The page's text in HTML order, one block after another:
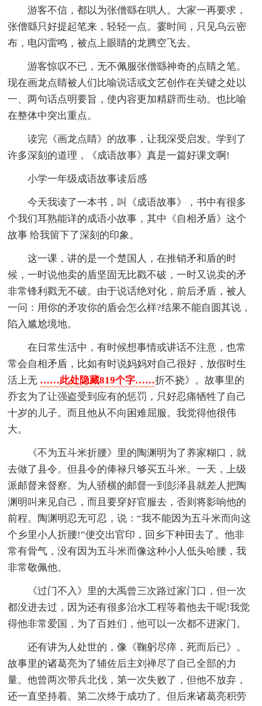
游客不信，都以为张僧繇在哄人。大家一再要求，
张僧繇只好提起笔来，轻轻一点。霎时间，只见乌云密
布，电闪雷鸣，被点上眼睛的龙腾空飞去。
游客惊叹不已，无不佩服张僧繇神奇的点睛之笔。
现在画龙点睛被人们比喻说话或文艺创作在关键之处以
一、两句话点明要旨，使内容更加精辟而生动。也比喻
在整体中突出重点。
读完《画龙点睛》的故事，让我深受启发。学到了
许多深刻的道理，《成语故事》真是一篇好课文啊!
小学一年级成语故事读后感
今天我读了一本书，叫《成语故事》，书中有很多
个我们耳熟能详的成语小故事，其中《自相矛盾》这个
故事 给我留下了深刻的印象。
这一课，讲的是一个楚国人，在推销矛和盾的时
候，一时说他卖的盾坚固无比戳不破，一时又说卖的矛
非常锋利戳无不破。由于说话绝对化，前后矛盾，被人
一问：用你的矛攻你的盾会怎么样?结果不能自圆其说，
陷入尴尬境地。
在日常生活中，有时候想事情或讲话不注意，也常
常会自相矛盾，比如有时说妈妈对自己很好，放假时生
活上无 ……此处隐藏819个字……折不挠》。故事里的
乔玄为了让强盗受到应有的惩罚，只好忍痛牺牲了自己
十岁的儿子。而且他从不向困难屈服。我觉得他很伟
大。
《不为五斗米折腰》里的陶渊明为了养家糊口，就
去做了县令。但县令的俸禄只够买五斗米。一天，上级
派邮督来督察。为人骄横的邮督一到彭泽县就差人把陶
渊明叫来见自己，而且要穿好官服去，否则将影响他的
前程。陶渊明忍无可忍，说：“我不能因为五斗米而向这
个乡里小人折腰!”便交出官印，回乡下种田去了。他非
常有骨气，没有因为五斗米而像这种小人低头哈腰，我
非常敬佩他。
《过门不入》里的大禹曾三次路过家门口，但一次
都没进去过，因为还有很多治水工程等着他去干呢!我觉
得他非常爱国，为了百姓们，他可以一次都不进家门。
还有讲为人处世的，像《鞠躬尽瘁，死而后已》。
故事里的诸葛亮为了辅佐后主刘禅尽了自己全部的力
量。他曾两次带兵北伐，第一次失败了，但他不放弃，
还一直坚持着。第二次终于成功了。但后来诸葛亮积劳